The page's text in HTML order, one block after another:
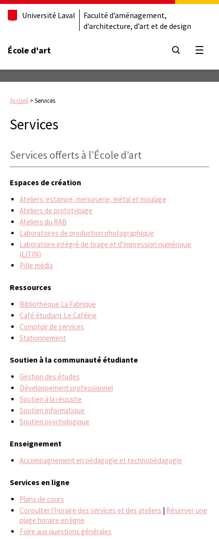
Université Laval
Faculté d’aménagement,
d’architecture, d’art et de design
École d'art
Accueil >Services
Services
Services offerts à l’École d’art
Espaces de création
Ateliers: estampe, menuiserie, métal et moulage
Ateliers de prototypage
Ateliers du RAB
Laboratoires de production photographique
Laboratoire intégré de tirage et d’impression numérique
(LITIN)
Pôle média
Ressources
Bibliothèque La Fabrique
Café étudiant Le Caféine
Comptoir de services
Stationnement
Soutien à la communauté étudiante
Gestion des études
Développement professionnel
Soutien à la réussite
Soutien informatique
Soutien psychologique
Enseignement
Accompagnement en pédagogie et technopédagogie
Services en ligne
Plans de cours
Consulter l’horaire des services et des ateliers | Réserver une
plage horaire en ligne
Foire aux questions générales